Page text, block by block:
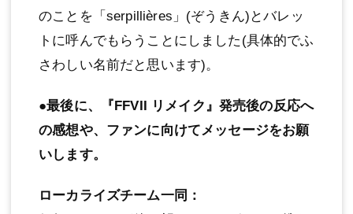
のことを「serpillières」(ぞうきん)とバレッ
トに呼んでもらうことにしました(具体的でふ
さわしい名前だと思います)。
●最後に、『FFVII リメイク』発売後の反応へ
の感想や、ファンに向けてメッセージをお願
いします。
ローカライズチーム一同：